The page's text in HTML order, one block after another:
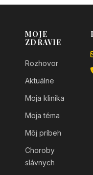
MOJE
ZDRAVIE
Rozhovor
Aktuálne
Moja klinika
Moja téma
Môj príbeh
Choroby
slávnych